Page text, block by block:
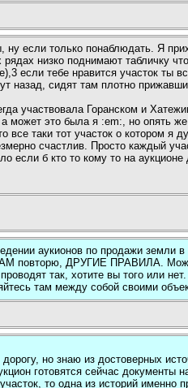
ну если только понаблюдать. Я
низко поднимают табличку
если тебе нравится участок ты
назад, сидят там плотно
участвовала Горанском и
может это была я :em:, но опять
все таки тот участок о котором я
счастлив. Просто каждый
если б кто то кому то на
аукионов по продажи земли
повторю, ДРУГИЕ ПРАВИЛА.
так, хотите вы того или нет.
там между собой своими
но знаю из достоверных
готовятся сейчас документы
то одна из историй именно